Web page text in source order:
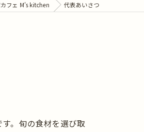
フェ M's kitchen 代表あいさつ
。旬の食材を選び取